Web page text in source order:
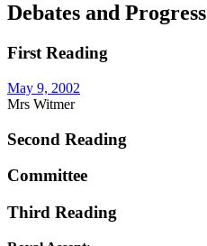
Debates and Progress
First Reading
May 9, 2002
Mrs Witmer
Second Reading
Committee
Third Reading